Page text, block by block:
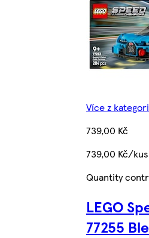
Více z
739,00 Kč
739,00 Kč/kus
Quantity
LEGO
77255